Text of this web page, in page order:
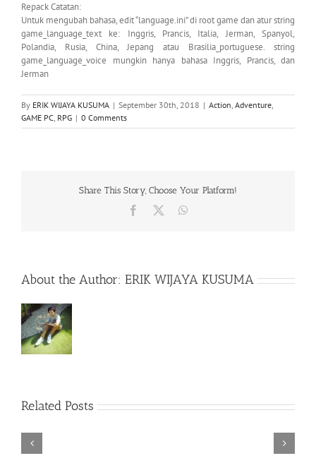
Repack Catatan:
Untuk mengubah bahasa, edit “language.ini” di root game dan atur string
game_language_text ke: Inggris, Prancis, Italia, Jerman, Spanyol,
Polandia, Rusia, China, Jepang atau Brasilia_portuguese. string
game_language_voice mungkin hanya bahasa Inggris, Prancis, dan
Jerman
By ERIK WIJAYA KUSUMA | September 30th, 2018 | Action, Adventure,
GAME PC, RPG | 0 Comments
Share This Story, Choose Your Platform!
Facebook
About the Author: ERIK WIJAYA KUSUMA
Related Posts
Six